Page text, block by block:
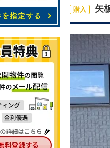
学区から探す
町名から探す
購入 矢